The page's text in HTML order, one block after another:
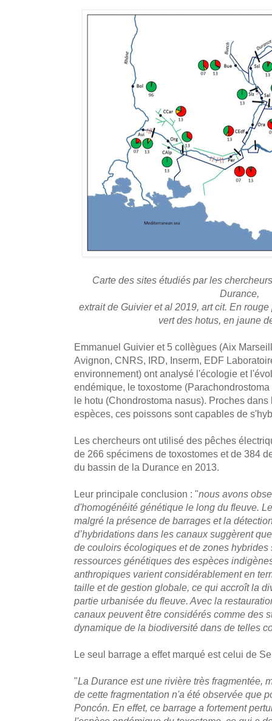
Carte des sites étudiés par les
Durance,
extrait de Guivier et al 2019, art cit. En
vert des hotus, en jaune
Emmanuel Guivier et 5 collègues (Aix
Avignon, CNRS, IRD, Inserm, EDF
environnement) ont analysé l'écologie et
endémique, le toxostome
le hotu (Chondrostoma nasus). Proches
espèces, ces poissons sont capables de
Les chercheurs ont utilisé des pêches
de 266 spécimens de toxostomes et de 384
du bassin de la Durance en 2013.
Leur principale conclusion : "nous avons
d'homogénéité génétique le long du fleuve.
malgré la présence de barrages et la
d’hybridations dans les canaux suggèrent
de couloirs écologiques et de zones hybrides
ressources génétiques des espèces
anthropiques varient considérablement en
taille et de gestion globale, ce qui accroît la
partie urbanisée du fleuve. Avec la
canaux peuvent être considérés comme des
dynamique de la biodiversité dans de telles
Le seul barrage a effet marqué est celui de
"La Durance est une rivière très fragmentée,
de cette fragmentation n'a été observée que
Poncón. En effet, ce barrage a fortement